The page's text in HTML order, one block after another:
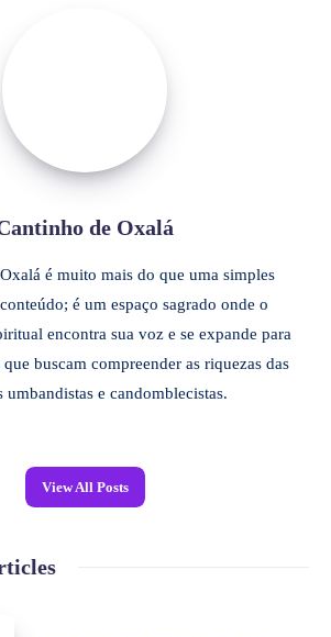
de Oxalá
é muito mais do que uma simples
é um espaço sagrado onde o
encontra sua voz e se expande para
buscam compreender as riquezas das
umbandistas e candomblecistas.
View All Posts